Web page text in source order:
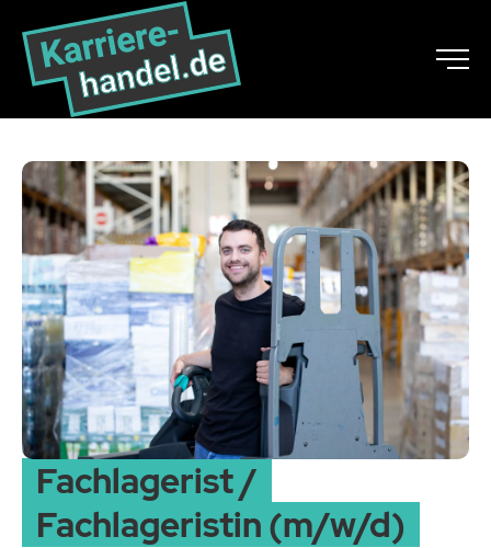
Fachlagerist /
Fachlageristin (m/w/d)